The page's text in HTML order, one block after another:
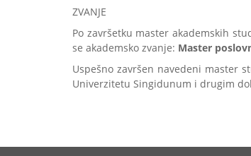
ZVANJE
Po završetku master akademskih
se akademsko zvanje: Master
Uspešno završen navedeni master
Univerzitetu Singidunum i drugim